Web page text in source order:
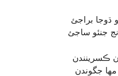
ڌوجا براجئ
جنئو ساجئ
ڪسرينندن
مها جگوندن